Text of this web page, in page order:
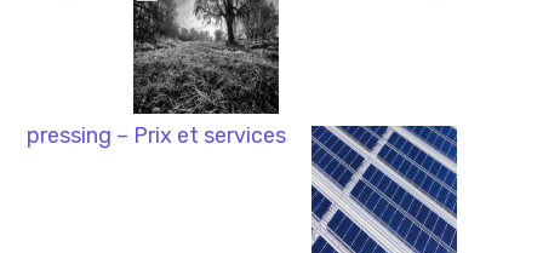
pressing – Prix et services